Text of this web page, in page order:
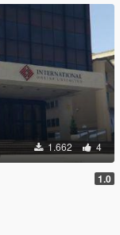
1.662 4
1.0